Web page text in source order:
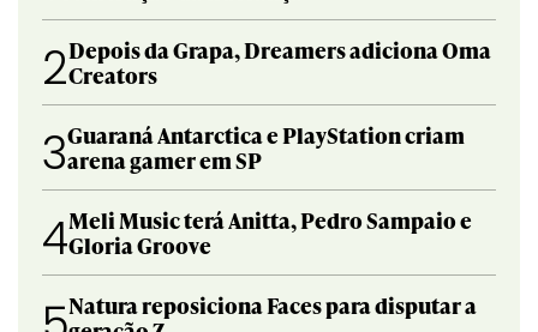
2Depois da Grapa, Dreamers adiciona Oma
Creators
3Guaraná Antarctica e PlayStation criam
arena gamer em SP
4Meli Music terá Anitta, Pedro Sampaio e
Gloria Groove
Natura reposiciona Faces para disputar a